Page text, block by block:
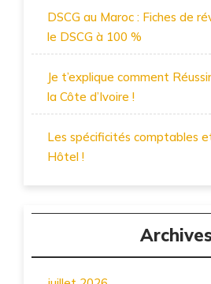
DSCG au Maroc : Fiches de
le DSCG à 100 %
Je t’explique comment
la Côte d’Ivoire !
Les spécificités comptables
Hôtel !